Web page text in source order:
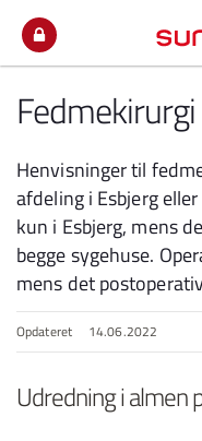
Henvisninger til
afdeling i Esbjerg
kun i Esbjerg, mens
begge sygehuse.
mens det
Opdateret 14.06.2022
Udredning i almen